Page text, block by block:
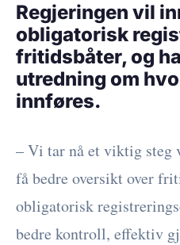
Regjeringen vil
obligatorisk
fritidsbåter, og
utredning om
innføres.
– Vi tar nå et viktig steg
få bedre oversikt over
obligatorisk
bedre kontroll, effektiv